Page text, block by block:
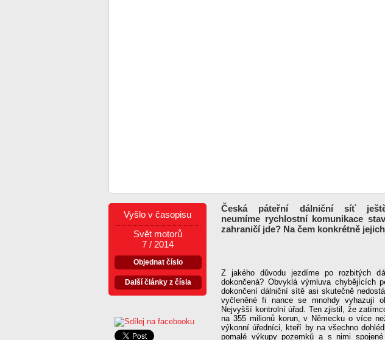
Česká páteřní dálniční síť
neumíme rychlostní komunikace
zahraničí jde? Na čem konkrétně
Z jakého důvodu jezdíme po rozbitých
dokončená? Obvyklá výmluva chybějících
dokončení dálniční sítě asi skutečně
vyčleněné fi nance se mnohdy vyhazují
Nejvyšší kontrolní úřad. Ten zjistil, že
na 355 milionů korun, v Německu o více
výkonní úředníci, kteří by na všechno
pomalé výkupy pozemků a s nimi
Vyšlo v časopisu
Svět motorů
7 / 2014
Objednat číslo
Další články z čísla